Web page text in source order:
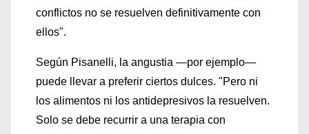
conflictos no se resuelven definitivamente con
ellos".
Según Pisanelli, la angustia —por ejemplo—
puede llevar a preferir ciertos dulces. "Pero ni
los alimentos ni los antidepresivos la resuelven.
Solo se debe recurrir a una terapia con